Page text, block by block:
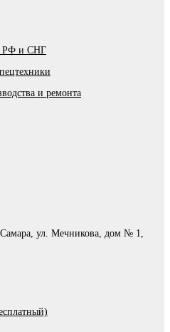
РФ и СНГ
и ремонта
Самара, ул. Мечникова, дом № 1,